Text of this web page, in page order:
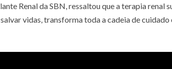
Renal da SBN, ressaltou que a terapia renal
vidas, transforma toda a cadeia de cuidado